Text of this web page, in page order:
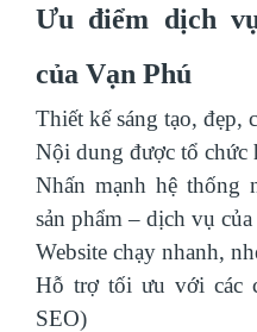
Ưu điểm dịch
của Vạn Phú
Thiết kế sáng tạo, đẹp,
Nội dung được tổ chức
Nhấn mạnh hệ thống
sản phẩm – dịch vụ
Website chạy nhanh,
Hỗ trợ tối ưu với các
SEO)